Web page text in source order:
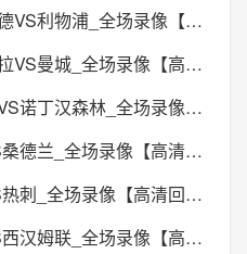
2026年05月24日 布伦特福德VS利物浦_全场录像【高清回放】
2026年05月24日 阿斯顿维拉VS曼城_全场录像【高清回放】
2026年05月24日 伯恩茅斯VS诺丁汉森林_全场录像【高清回放】
2026年05月24日 切尔西VS桑德兰_全场录像【高清回放】
2026年05月24日 埃弗顿VS热刺_全场录像【高清回放】
2026年05月24日 利兹联VS西汉姆联_全场录像【高清回放】